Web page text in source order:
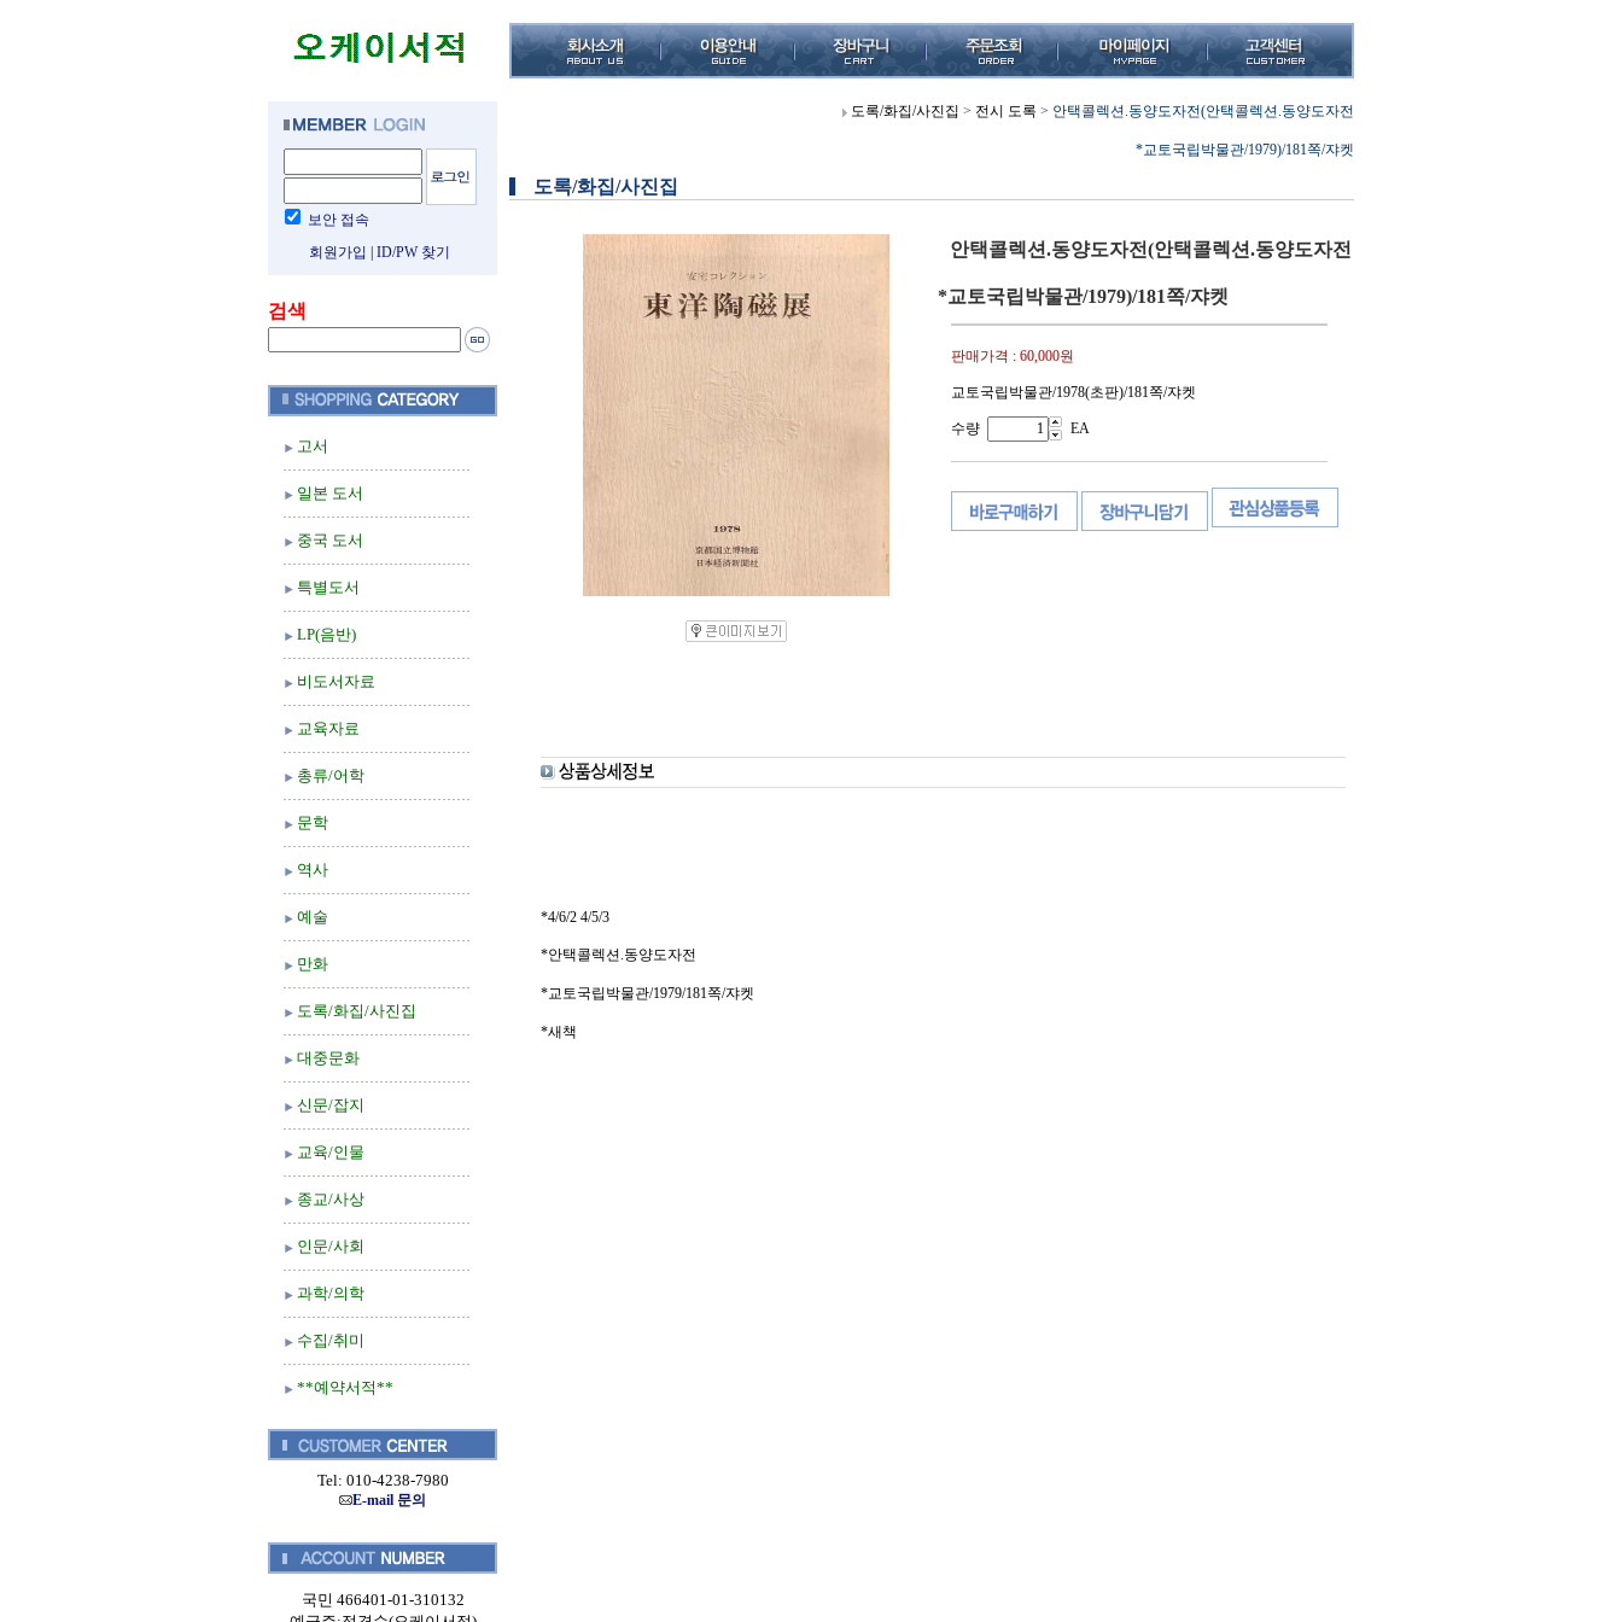
보안 접속
회원가입
ID/PW 찾기
검색
고서
일본 도서
중국 도서
특별도서
LP(음반)
비도서자료
교육자료
총류/어학
문학
역사
예술
만화
도록/화집/사진집
대중문화
신문/잡지
교육/인물
종교/사상
인문/사회
과학/의학
수집/취미
**예약서적**
Tel: 010-4238-7980
E-mail 문의
국민 466401-01-310132
도록/화집/사진집 > 전시 도록 > 안택콜렉션.동양도자전(안택콜렉션.동양도자전
*교토국립박물관/1979)/181쪽/쟈켓
도록/화집/사진집
안택콜렉션.동양도자전(안택콜렉션.동양도자전
*교토국립박물관/1979)/181쪽/쟈켓
판매가격 : 60,000원
교토국립박물관/1978(초판)/181쪽/쟈켓
수량 EA
*4/6/2 4/5/3
*안택콜렉션.동양도자전
*교토국립박물관/1979/181쪽/쟈켓
*새책